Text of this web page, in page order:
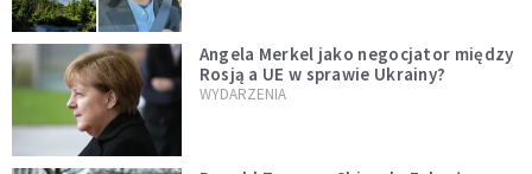
Angela Merkel jako negocjator między
Rosją a UE w sprawie Ukrainy?
WYDARZENIA